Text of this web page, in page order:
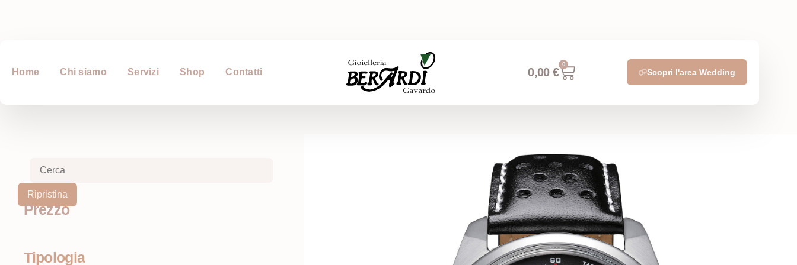
Home Chi siamo Servizi Shop Contatti 0,00 €
0
Scopri l'area Wedding
Ripristina
Prezzo
Tipologia